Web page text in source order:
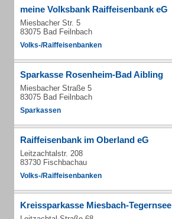
meine Volksbank Raiffeisenbank eG
Miesbacher Str. 5
83075 Bad Feilnbach
Volks-/Raiffeisenbanken
Sparkasse Rosenheim-Bad Aibling
Miesbacher Straße 5
83075 Bad Feilnbach
Sparkassen
Raiffeisenbank im Oberland eG
Leitzachtalstr. 208
83730 Fischbachau
Volks-/Raiffeisenbanken
Kreissparkasse Miesbach-Tegernsee